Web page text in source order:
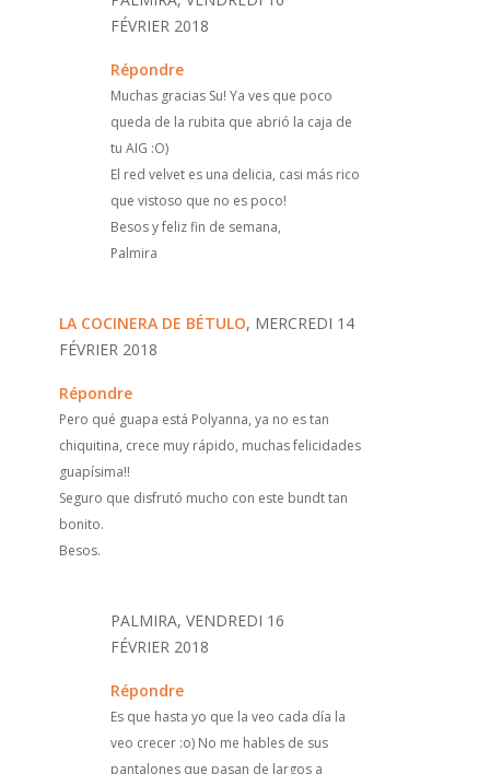
FÉVRIER 2018
Répondre
Muchas gracias Su! Ya ves que poco
queda de la rubita que abrió la caja de
tu AIG :O)
El red velvet es una delicia, casi más rico
que vistoso que no es poco!
Besos y feliz fin de semana,
Palmira
LA COCINERA DE BÉTULO, MERCREDI 14
FÉVRIER 2018
Répondre
Pero qué guapa está Polyanna, ya no es tan
chiquitina, crece muy rápido, muchas felicidades
guapísima!!
Seguro que disfrutó mucho con este bundt tan
bonito.
Besos.
PALMIRA, VENDREDI 16
FÉVRIER 2018
Répondre
Es que hasta yo que la veo cada día la
veo crecer :o) No me hables de sus
pantalones que pasan de largos a